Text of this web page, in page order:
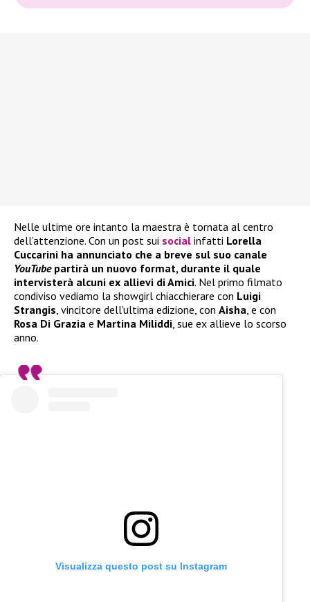
Nelle ultime ore intanto la maestra è tornata al centro
dell’attenzione. Con un post sui social infatti Lorella
Cuccarini ha annunciato che a breve sul suo canale
YouTubepartirà un nuovo format, durante il quale
intervisterà alcuni ex allievi di Amici. Nel primo filmato
condiviso vediamo la showgirl chiacchierare con Luigi
Strangis , vincitore dell’ultima edizione, con Aisha , e con
Rosa Di Grazia e Martina Miliddi , sue ex allieve lo scorso
anno.
Visualizza questo post su Instagram